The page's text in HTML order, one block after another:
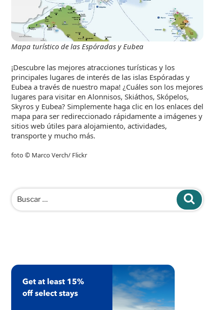
Mapa turístico de las Espóradas y Eubea
¡Descubre las mejores atracciones turísticas y los
principales lugares de interés de las islas Espóradas y
Eubea a través de nuestro mapa! ¿Cuáles son los mejores
lugares para visitar en Alonnisos, Skiáthos, Skópelos,
Skyros y Eubea? Simplemente haga clic en los enlaces del
mapa para ser redireccionado rápidamente a imágenes y
sitios web útiles para alojamiento, actividades,
transporte y mucho más.
foto © Marco Verch/ Flickr
Buscar
por:
Buscar